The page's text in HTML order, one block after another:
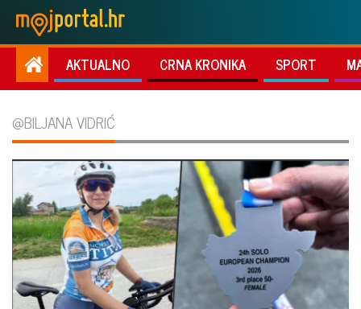
AKTUALNO CRNA KRONIKA SPORT
@BILJANA VIDRIĆ